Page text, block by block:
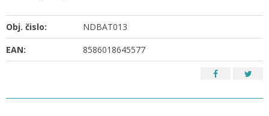
Obj. čislo:
NDBAT013
EAN:
8586018645577